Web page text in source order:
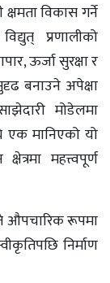
विकास गर्ने
प्रणालीको
ऊर्जा सुरक्षा र
बनाउने अपेक्षा
मोडेलमा
एक मानिएको यो
महत्त्वपूर्ण
औपचारिक रूपमा
निर्माण